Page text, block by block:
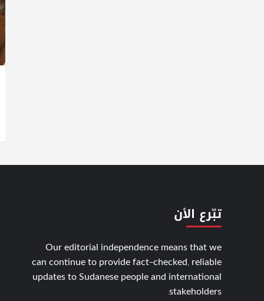
تبّرع الأن
Our editorial independence means that we
can continue to provide fact-checked, reliable
updates to Sudanese people and international
stakeholders.